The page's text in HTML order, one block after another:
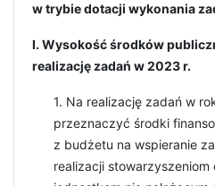
w trybie dotacji wykonania
I. Wysokość środków
realizację zadań w 2023 r.
1. Na realizację zadań w
przeznaczyć środki
z budżetu na wspieranie
realizacji stowarzyszeniom